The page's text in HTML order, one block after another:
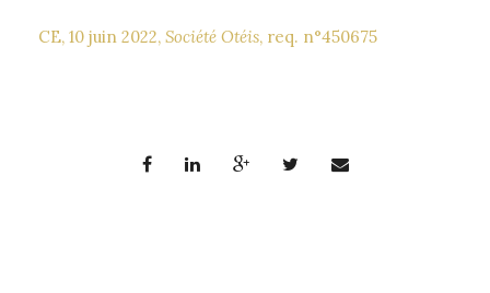
CE, 10 juin 2022, Société Otéis, req. n°450675